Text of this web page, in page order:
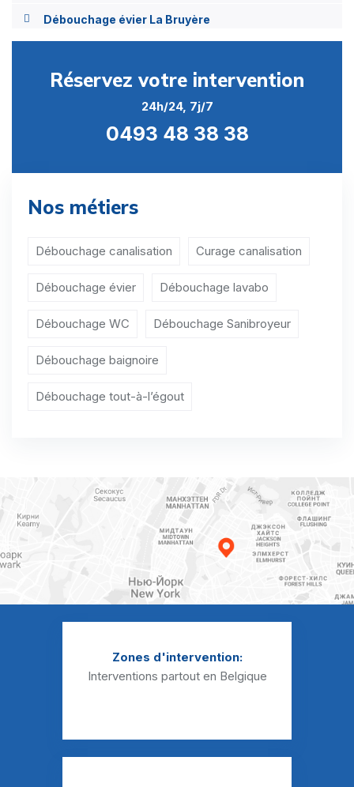
Débouchage évier La Bruyère
Débouchage évier Namur
Débouchage évier Ohey
Débouchage évier Sombreffe
Débouchage évier Aische-en-Refail
Débouchage évier Beuzet
Débouchage évier Bierwart
Débouchage évier Biesme
Débouchage évier Biesmerée
Réservez votre intervention
24h/24, 7j/7
0493 48 38 38
Nos métiers
Débouchage canalisation Curage canalisation
Débouchage évier Débouchage lavabo
Débouchage WC Débouchage Sanibroyeur
Débouchage baignoire
Débouchage tout-à-l’égout
Zones d'intervention:
Interventions partout en Belgique